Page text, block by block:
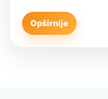
Opširnije